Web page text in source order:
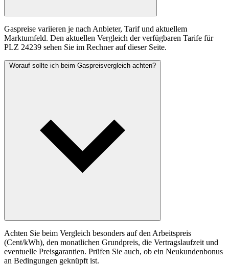
Gaspreise variieren je nach Anbieter, Tarif und aktuellem
Marktumfeld. Den aktuellen Vergleich der verfügbaren Tarife für
PLZ 24239 sehen Sie im Rechner auf dieser Seite.
Worauf sollte ich beim Gaspreisvergleich achten?
Achten Sie beim Vergleich besonders auf den Arbeitspreis
(Cent/kWh), den monatlichen Grundpreis, die Vertragslaufzeit und
eventuelle Preisgarantien. Prüfen Sie auch, ob ein Neukundenbonus
an Bedingungen geknüpft ist.